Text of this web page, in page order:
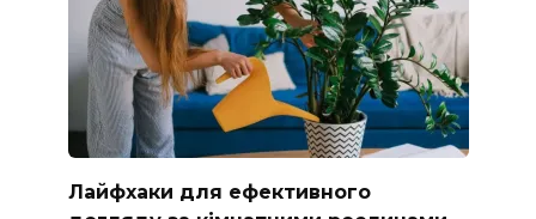
Лайфхаки для ефективного